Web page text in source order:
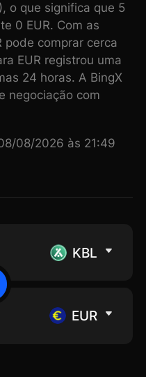
o que significa que 5
0 EUR. Com as
pode comprar cerca
EUR registrou uma
24 horas. A BingX
negociação com
08/2026 às 21:49
KBL
EUR